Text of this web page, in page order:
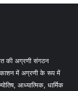
की अग्रणी संगठन
में अग्रणी के रूप में
आध्यात्मिक, धार्मिक